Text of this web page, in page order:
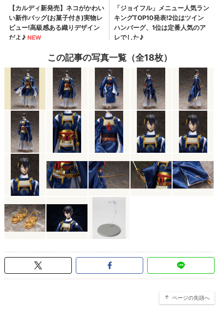
この記事の写真一覧（全18枚）
ページの先頭へ